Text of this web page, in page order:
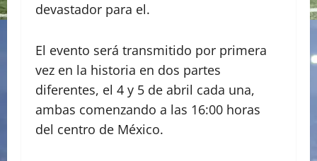
devastador para el.
El evento será transmitido por primera
vez en la historia en dos partes
diferentes, el 4 y 5 de abril cada una,
ambas comenzando a las 16:00 horas
del centro de México.